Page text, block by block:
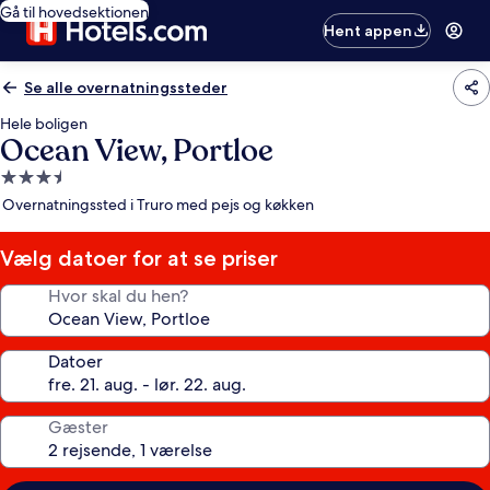
Gå til hovedsektionen
Hent appen
Se alle overnatningssteder
Hele boligen
Ocean View, Portloe
3.5-
stjernet
Overnatningssted i Truro med pejs og køkken
Vælg datoer for at se priser
Hvor skal du hen?
Datoer
Gæster